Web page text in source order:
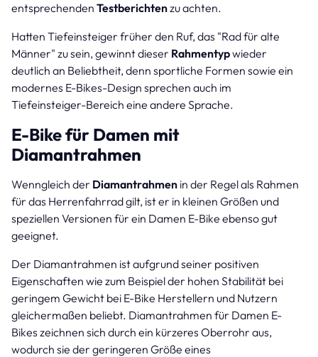
entsprechenden Testberichtenzu achten.
Hatten Tiefeinsteiger früher den Ruf, das "Rad für alte
Männer" zu sein, gewinnt dieser Rahmentypwieder
deutlich an Beliebtheit, denn sportliche Formen sowie ein
modernes E-Bikes-Design sprechen auch im
Tiefeinsteiger-Bereich eine andere Sprache.
E-Bike für Damen mit
Diamantrahmen
Wenngleich der Diamantrahmen in der Regel als Rahmen
für das Herrenfahrrad gilt, ist er in kleinen Größen und
speziellen Versionen für ein Damen E-Bike ebenso gut
geeignet.
Der Diamantrahmen ist aufgrund seiner positiven
Eigenschaften wie zum Beispiel der hohen Stabilität bei
geringem Gewicht bei E-Bike Herstellern und Nutzern
gleichermaßen beliebt. Diamantrahmen für Damen E-
Bikes zeichnen sich durch ein kürzeres Oberrohr aus,
wodurch sie der geringeren Größe eines